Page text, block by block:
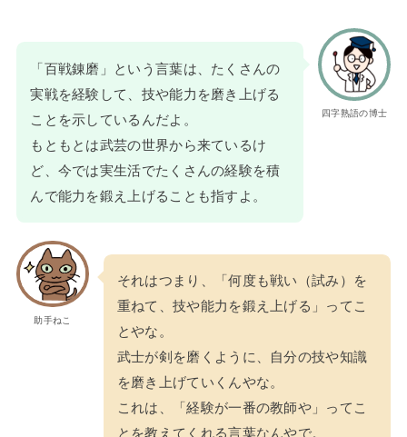
四字熟語の博士
「百戦錬磨」という言葉は、たくさんの
実戦を経験して、技や能力を磨き上げる
ことを示しているんだよ。
もともとは武芸の世界から来ているけ
ど、今では実生活でたくさんの経験を積
んで能力を鍛え上げることも指すよ。
助手ねこ
それはつまり、「何度も戦い（試み）を
重ねて、技や能力を鍛え上げる」ってこ
とやな。
武士が剣を磨くように、自分の技や知識
を磨き上げていくんやな。
これは、「経験が一番の教師や」ってこ
とを教えてくれる言葉なんやで。